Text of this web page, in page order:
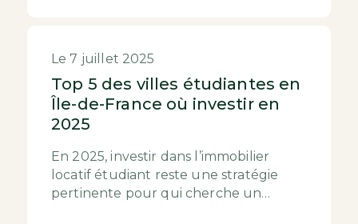
Le 7 juillet 2025
Top 5 des villes étudiantes en
Île-de-France où investir en
2025
En 2025, investir dans l’immobilier
locatif étudiant reste une stratégie
pertinente pour qui cherche un